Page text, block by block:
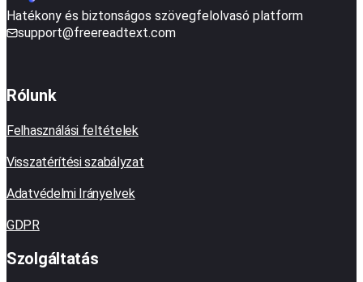
Hatékony és biztonságos szövegfelolvasó platform
support@freereadtext.com
Rólunk
Felhasználási feltételek
Visszatérítési szabályzat
Adatvédelmi Irányelvek
GDPR
Szolgáltatás